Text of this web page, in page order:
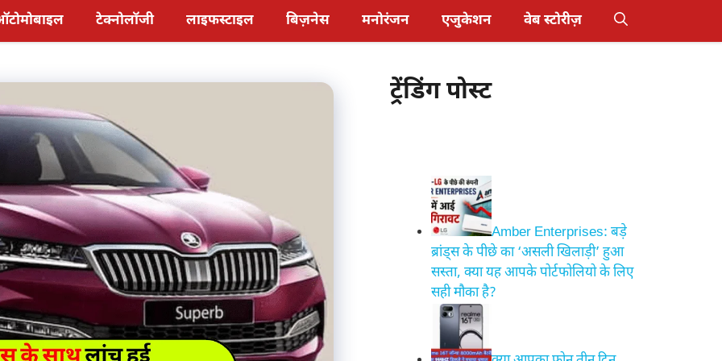
टेक्नोलॉजी लाइफस्टाइल बिज़नेस मनोरंजन एजुकेशन वेब स्टोरीज़
ट्रेंडिंग पोस्ट
Amber Enterprises: बड़े
ब्रांड्स के पीछे का ‘असली खिलाड़ी’ हुआ
सस्ता, क्या यह आपके पोर्टफोलियो के लिए
सही मौका है?